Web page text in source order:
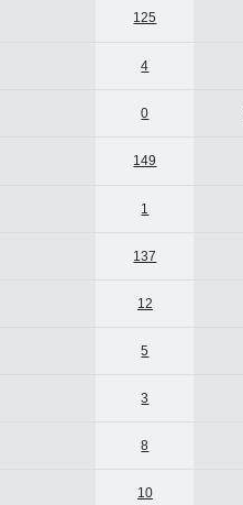
125
4
0
149
1
137
12
5
3
8
10